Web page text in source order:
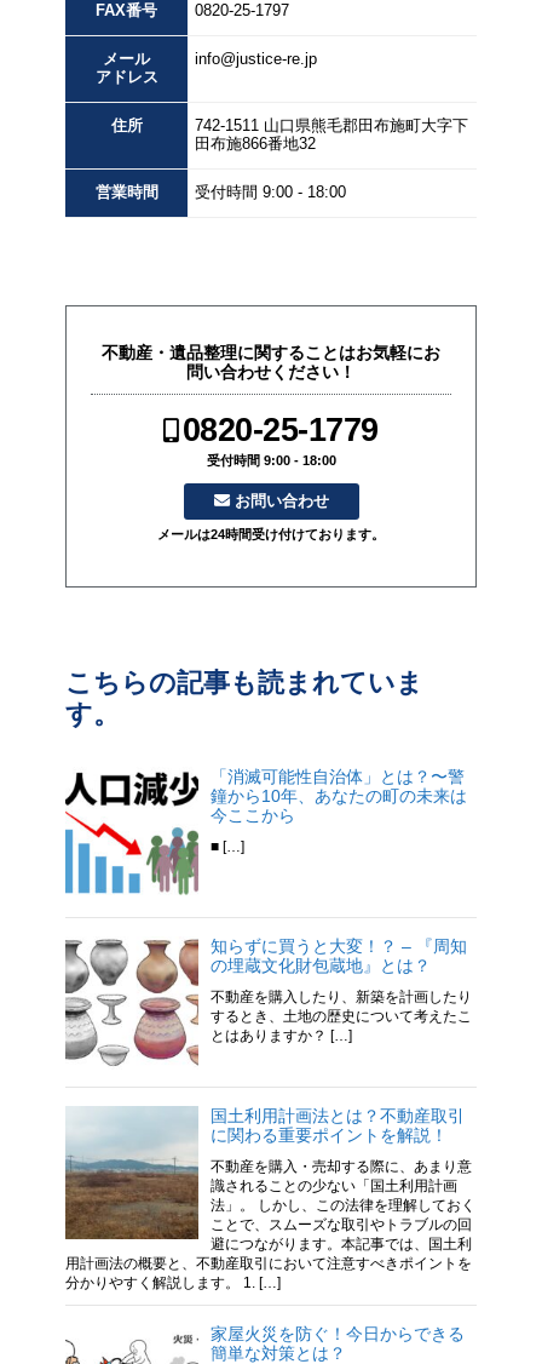
FAX番号 0820-25-1797
メール
アドレス
info@justice-re.jp
住所 742-1511 山口県熊毛郡田布施町大字下
田布施866番地32
営業時間 受付時間 9:00 - 18:00
不動産・遺品整理に関することはお気軽にお
問い合わせください！
0820-25-1779
受付時間 9:00 - 18:00
お問い合わせ
メールは24時間受け付けております。
こちらの記事も読まれていま
す。
「消滅可能性自治体」とは？〜警
鐘から10年、あなたの町の未来は
今ここから
■ […]
知らずに買うと大変！？ – 『周知
の埋蔵文化財包蔵地』とは？
不動産を購入したり、新築を計画したり
するとき、土地の歴史について考えたこ
とはありますか？ […]
国土利用計画法とは？不動産取引
に関わる重要ポイントを解説！
不動産を購入・売却する際に、あまり意
識されることの少ない「国土利用計画
法」。 しかし、この法律を理解しておく
ことで、スムーズな取引やトラブルの回
避につながります。本記事では、国土利
用計画法の概要と、不動産取引において注意すべきポイントを
分かりやすく解説します。 1. […]
家屋火災を防ぐ！今日からできる
簡単な対策とは？